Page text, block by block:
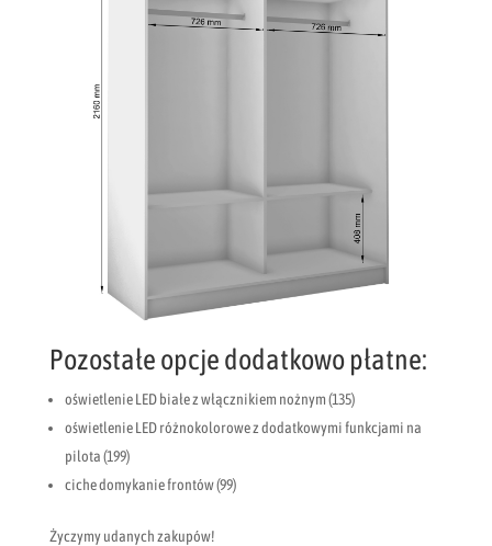
Pozostałe opcje dodatkowo płatne:
oświetlenie LED białe z włącznikiem nożnym (135)
oświetlenie LED różnokolorowe z dodatkowymi funkcjami na
pilota (199)
ciche domykanie frontów (99)
Życzymy udanych zakupów!